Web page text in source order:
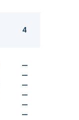
4
—
—
—
—
—
—